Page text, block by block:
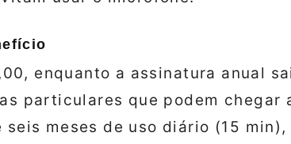
enquanto a assinatura anual
particulares que podem chegar
meses de uso diário (15 min),